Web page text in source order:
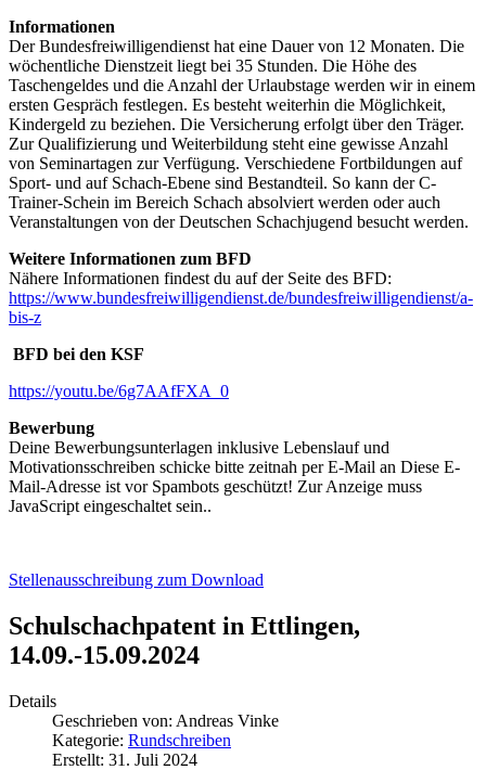
Informationen
Der Bundesfreiwilligendienst hat eine Dauer von 12 Monaten. Die
wöchentliche Dienstzeit liegt bei 35 Stunden. Die Höhe des
Taschengeldes und die Anzahl der Urlaubstage werden wir in einem
ersten Gespräch festlegen. Es besteht weiterhin die Möglichkeit,
Kindergeld zu beziehen. Die Versicherung erfolgt über den Träger.
Zur Qualifizierung und Weiterbildung steht eine gewisse Anzahl
von Seminartagen zur Verfügung. Verschiedene Fortbildungen auf
Sport- und auf Schach-Ebene sind Bestandteil. So kann der C-
Trainer-Schein im Bereich Schach absolviert werden oder auch
Veranstaltungen von der Deutschen Schachjugend besucht werden.
Weitere Informationen zum BFD
Nähere Informationen findest du auf der Seite des BFD:
https://www.bundesfreiwilligendienst.de/bundesfreiwilligendienst/a-
bis-z
BFD bei den KSF
https://youtu.be/6g7AAfFXA_0
Bewerbung
Deine Bewerbungsunterlagen inklusive Lebenslauf und
Motivationsschreiben schicke bitte zeitnah per E-Mail an Diese E-
Mail-Adresse ist vor Spambots geschützt! Zur Anzeige muss
JavaScript eingeschaltet sein..
Stellenausschreibung zum Download
Schulschachpatent in Ettlingen,
14.09.-15.09.2024
Details
Geschrieben von: Andreas Vinke
Kategorie: Rundschreiben
Erstellt: 31. Juli 2024